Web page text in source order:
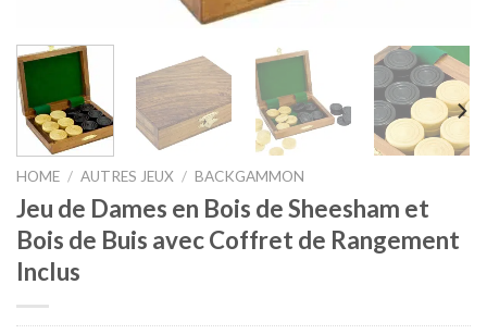
HOME / AUTRES JEUX / BACKGAMMON
Jeu de Dames en Bois de Sheesham et
Bois de Buis avec Coffret de Rangement
Inclus